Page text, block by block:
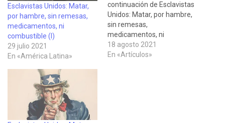
Esclavistas Unidos: Matar,
por hambre, sin remesas,
medicamentos, ni
combustible (I)
29 julio 2021
En «América Latina»
continuación de Esclavistas
Unidos: Matar, por hambre,
sin remesas,
medicamentos, ni
combustible (3)) La
serie Esclavistas Unidos:
18 agosto 2021
En «Artículos»